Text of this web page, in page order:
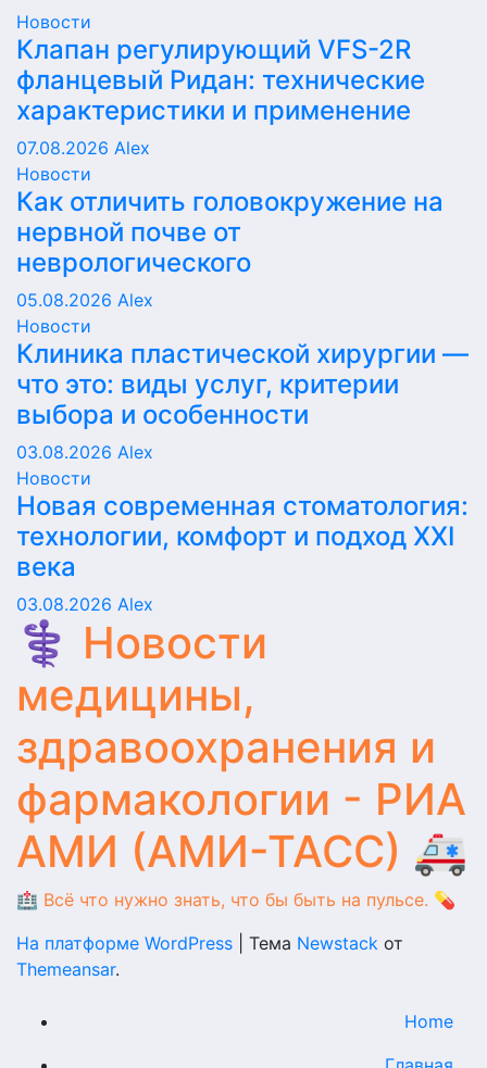
Новости
Клапан регулирующий VFS-2R
фланцевый Ридан: технические
характеристики и применение
07.08.2026 Alex
Новости
Как отличить головокружение на
нервной почве от
неврологического
05.08.2026 Alex
Новости
Клиника пластической хирургии —
что это: виды услуг, критерии
выбора и особенности
03.08.2026 Alex
Новости
Новая современная стоматология:
технологии, комфорт и подход XXI
века
03.08.2026 Alex
⚕️ Новости
медицины,
здравоохранения и
фармакологии - РИА
АМИ (АМИ-ТАСС) 🚑
🏥 Всё что нужно знать, что бы быть на пульсе. 💊
На платформе WordPress
Тема Newstack от
Themeansar.
Home